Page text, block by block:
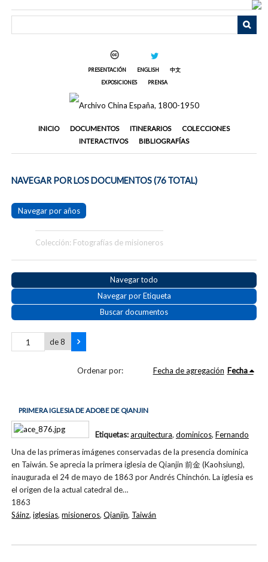
PRESENTACIÓN ENGLISH
中文
EXPOSICIONES
PRENSA
INICIO DOCUMENTOS ITINERARIOS
COLECCIONES
INTERACTIVOS
BIBLIOGRAFÍAS
NAVEGAR POR LOS DOCUMENTOS (76 TOTAL)
Navegar por años
Colección: Fotografías de misioneros
Navegar todo
Navegar por Etiqueta
Buscar documentos
de 8
Ordenar por: Fecha de agregación Fecha
PRIMERA IGLESIA DE ADOBE DE QIANJIN
Una de las primeras imágenes conservadas de la presencia dominica
en Taiwán. Se aprecia la primera iglesia de Qianjin 前金 (Kaohsiung),
inaugurada el 24 de mayo de 1863 por Andrés Chinchón. La iglesia es
el origen de la actual catedral de…
1863
Etiquetas:arquitectura, dominicos, Fernando
Sáinz,iglesias,misioneros,Qianjin, Taiwán